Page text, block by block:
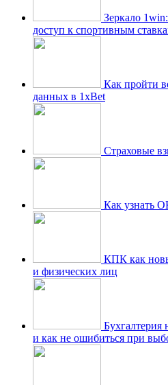
Зеркало
доступ к спортивным
Как пройти
данных в 1xBet
Страховые
Как узнать
КПК как
и физических лиц
Бухгалтерия
и как не ошибиться при